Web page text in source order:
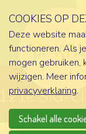
SIG-
COOKIES OP
Deze website
functioneren. Als
mogen gebruiken,
wijzigen. Meer
privacyverklaring.
Schakel alle